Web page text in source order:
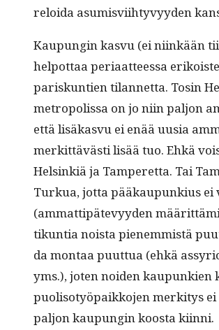
reloi­da asum­isvi­ihtyvyy­den
Kaupun­gin kasvu (ei niinkään
helpot­taa peri­aat­teessa
pariskun­tien tilan­net­ta. Tosin
metrop­o­lis­sa on jo niin paljon
että lisäkasvu ei enää uusia
merkit­tävästi lisää tuo. Ehkä
Helsinkiä ja Tam­peretta. Tai
Turkua, jot­ta pääkaupunkius ei
(ammat­tipätevyy­den
tikun­tia noista pienem­mistä
da mon­taa puut­tua (ehkä
yms.), joten noiden kaupunkien
puoliso­työ­paikko­jen merk­i­tys ei
paljon kaupun­gin koos­ta kiinni.